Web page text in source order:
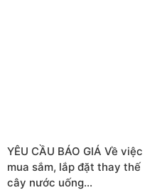
YÊU CẦU BÁO GIÁ Về việc
mua sắm, lắp đặt thay thế
cây nước uống…